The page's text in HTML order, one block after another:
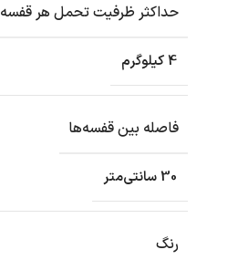
حداکثر ظرفیت تحمل هر قفسه
4 کیلوگرم
فاصله بین قفسه‌ها
30 سانتی‌متر
رنگ